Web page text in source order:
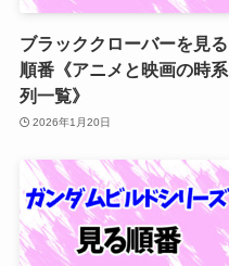
ブラッククローバーを見る
順番《アニメと映画の時系
列一覧》
2026年1月20日